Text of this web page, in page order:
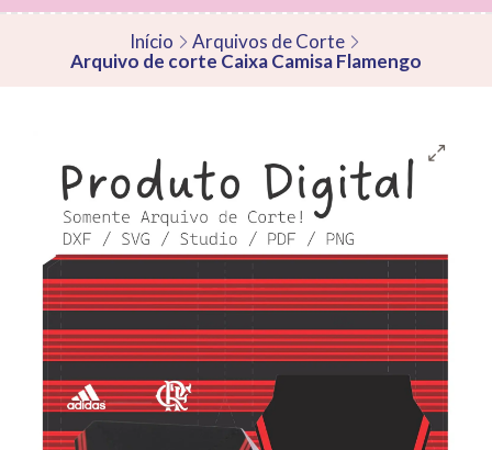
Início
Arquivos de Corte
Arquivo de corte Caixa Camisa Flamengo